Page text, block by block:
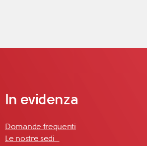
In evidenza
Domande frequenti
Le nostre sedi